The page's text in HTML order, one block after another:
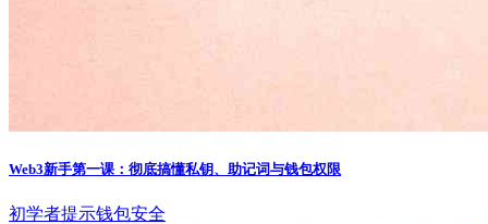
Web3新手第一课：彻底搞懂私钥、助记词与钱包权限
初学者提示钱包安全